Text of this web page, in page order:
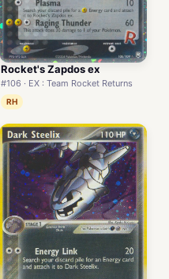
Rocket's Zapdos ex
#106 · EX : Team Rocket Returns
RH